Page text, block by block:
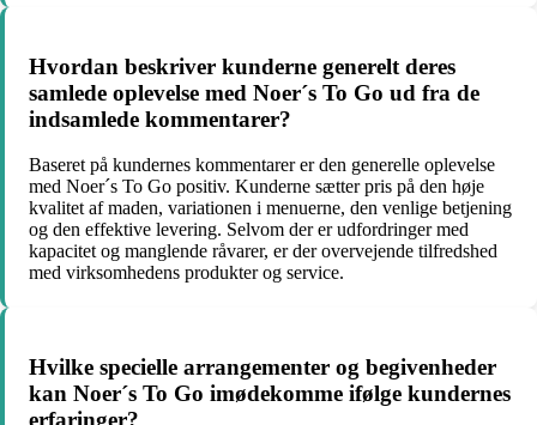
Hvordan beskriver kunderne generelt deres
samlede oplevelse med Noer´s To Go ud fra de
indsamlede kommentarer?
Baseret på kundernes kommentarer er den generelle oplevelse
med Noer´s To Go positiv. Kunderne sætter pris på den høje
kvalitet af maden, variationen i menuerne, den venlige betjening
og den effektive levering. Selvom der er udfordringer med
kapacitet og manglende råvarer, er der overvejende tilfredshed
med virksomhedens produkter og service.
Hvilke specielle arrangementer og begivenheder
kan Noer´s To Go imødekomme ifølge kundernes
erfaringer?